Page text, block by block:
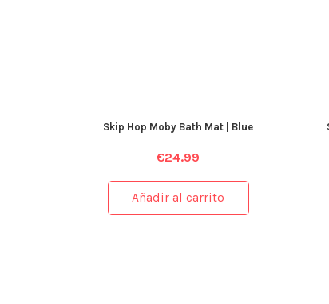
Skip Hop Moby Bath Mat | Blue
€24.99
Añadir al carrito